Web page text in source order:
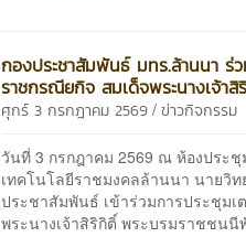
กองประชาสัมพันธ์ มทร.ล้านนา ร่
ราชกรณียกิจ สมเด็จพระนางเจ้า
ศุกร์ 3 กรกฎาคม 2569 /ข่าวกิจกรรม
วันที่ 3 กรกฎาคม 2569 ณ ห้องประ
เทคโนโลยีราชมงคลล้านนา นายวิ
ประชาสัมพันธ์ เข้าร่วมการประชุม
พระนางเจ้าสิริกิติ์ พระบรมราชชน